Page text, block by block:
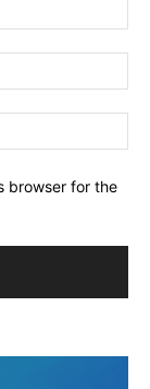
browser for the